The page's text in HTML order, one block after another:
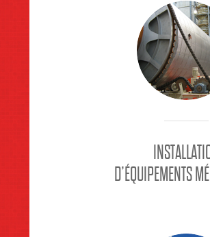
D’ÉQUIPEMENTS